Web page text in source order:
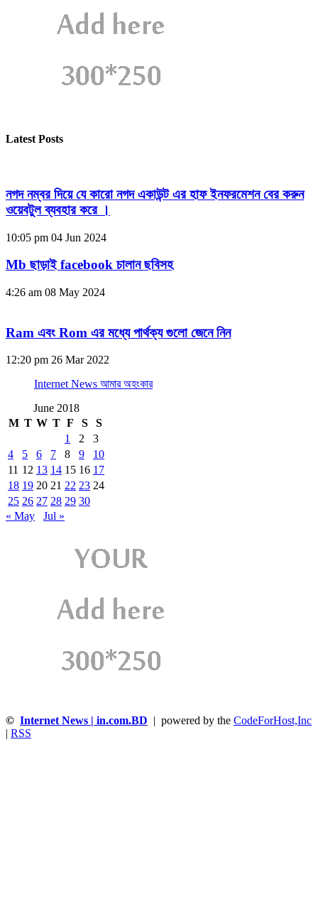
Latest Posts
নগদ নম্বর দিয়ে যে কারো নগদ একাউন্ট এর হাফ ইনফরমেশন বের করুন
ওয়েবটুল ব্যবহার করে ।
10:05 pm 04 Jun 2024
Mb ছাড়াই facebook চালান ছবিসহ
4:26 am 08 May 2024
Ram এবং Rom এর মধ্যে পার্থক্য গুলো জেনে নিন
12:20 pm 26 Mar 2022
Internet News আমার অহংকার
June 2018
M T W T F S
S
1
2
3
4
5 6 7 8 9
10
11 12 13 14 15 16 17
18 19 20 21 22 23 24
25 26 27 28 29 30
« May
Jul »
© Internet News | in.com.BD | powered by the CodeForHost,Inc
RSS